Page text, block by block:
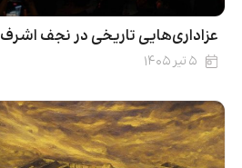
عزاداری‌هایی تاریخی در نجف اشرف
۵ تیر ۱۴۰۵